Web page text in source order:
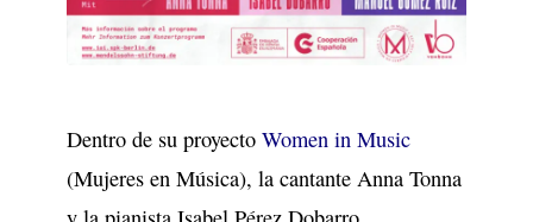
Dentro de su proyecto Women in Music
(Mujeres en Música), la cantante Anna Tonna